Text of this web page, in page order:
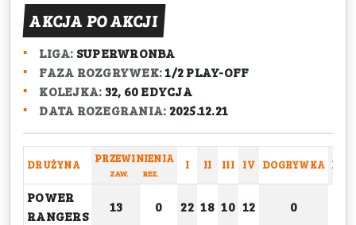
AKCJA PO AKCJI
LIGA: SUPERWRONBA
FAZA ROZGRYWEK:1/2 PLAY-OFF
KOLEJKA:32, 60 EDYCJA
DATA ROZEGRANIA: 2025.12.21
DRUŻYNA PRZEWINIENIA
ZAW. REZ.
I II III IV DOGRYWKA
POWER
RANGERS
13 0 22 18 10 12 0